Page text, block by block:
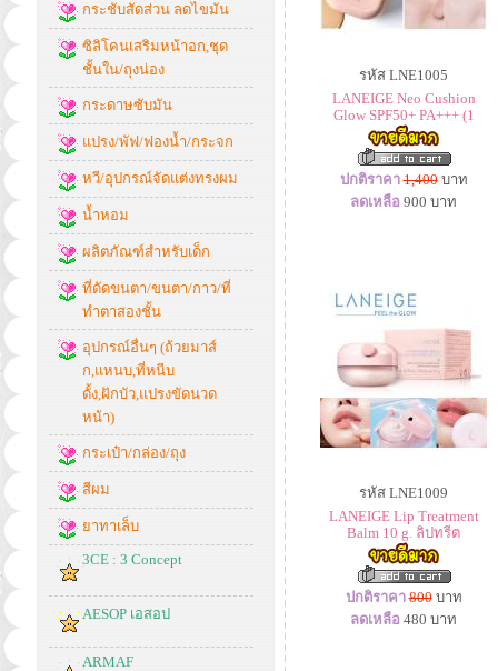
กระชับสัดส่วน ลดไขมัน
ซิลิโคนเสริมหน้าอก,ชุด
ชั้นใน/ถุงน่อง
กระดาษซับมัน
แปรง/พัฟ/ฟองน้ำ/กระจก
หวี/อุปกรณ์จัดแต่งทรงผม
น้ำหอม
ผลิตภัณฑ์สำหรับเด็ก
ที่ดัดขนตา/ขนตา/กาว/ที่
ทำตาสองชั้น
อุปกรณ์อื่นๆ (ถ้วยมาส์
ก,แหนบ,ที่หนีบ
ดั้ง,ฝักบัว,แปรงขัดนวด
หน้า)
กระเป๋า/กล่อง/ถุง
สีผม
ยาทาเล็บ
3CE : 3 Concept
AESOP เอสอป
ARMAF
รหัส LNE1005
LANEIGE Neo Cushion
Glow SPF50+ PA+++ (1
ปกติราคา 1,400บาท
ลดเหลือ 900 บาท
รหัส LNE1009
LANEIGE Lip Treatment
Balm 10 g. ลิปทรีต
ปกติราคา 800บาท
ลดเหลือ 480 บาท